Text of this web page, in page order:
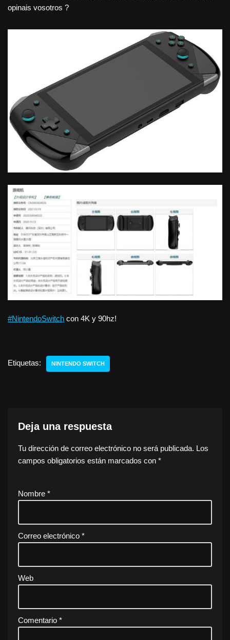
opinais vosotros ?
#NintendoSwitch con 4K y 90hz!
Etiquetas: NINTENDO SWITCH
Deja una respuesta
Tu dirección de correo electrónico no será publicada. Los
campos obligatorios están marcados con *
Nombre *
Correo electrónico *
Web
Comentario *